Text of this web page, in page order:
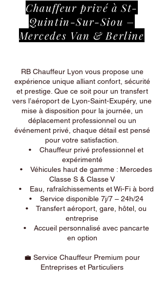
Chauffeur privé à St-
Quintin-Sur-Siou –
Mercedes Van & Berline
RB Chauffeur Lyon vous propose une
expérience unique alliant confort, sécurité
et prestige. Que ce soit pour un transfert
vers l’aéroport de Lyon-Saint-Exupéry, une
mise à disposition pour la journée, un
déplacement professionnel ou un
événement privé, chaque détail est pensé
pour votre satisfaction.
• Chauffeur privé professionnel et
expérimenté
• Véhicules haut de gamme : Mercedes
Classe S & Classe V
• Eau, rafraîchissements et Wi-Fi à bord
• Service disponible 7j/7 – 24h/24
• Transfert aéroport, gare, hôtel, ou
entreprise
• Accueil personnalisé avec pancarte
en option
💼 Service Chauffeur Premium pour
Entreprises et Particuliers